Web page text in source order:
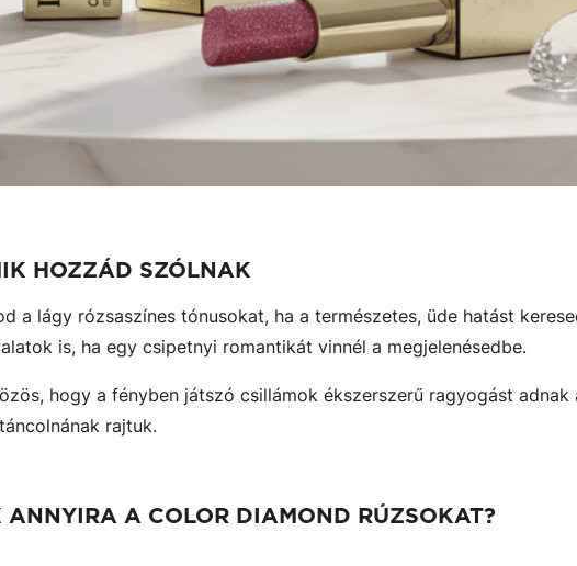
HOZZÁD SZÓLNAK
a lágy rózsaszínes tónusokat, ha a természetes, üde hatást
is, ha egy csipetnyi romantikát vinnél a megjelenésedbe.
hogy a fényben játszó csillámok ékszerszerű ragyogást
rajtuk.
ANNYIRA A COLOR DIAMOND RÚZSOKAT?